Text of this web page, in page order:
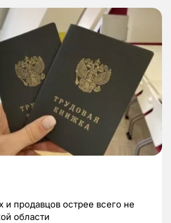
и продавцов острее всего не
области